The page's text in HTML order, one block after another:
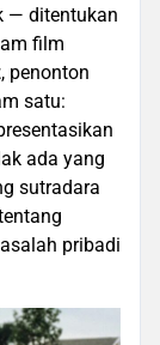
— ditentukan
film
, penonton
satu:
ada yang
sutradara
pribadi